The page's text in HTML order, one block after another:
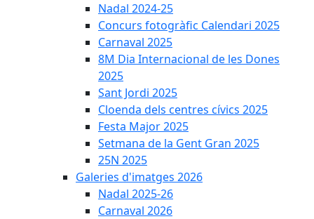
Nadal 2024-25
Concurs fotogràfic Calendari 2025
Carnaval 2025
8M Dia Internacional de les Dones
2025
Sant Jordi 2025
Cloenda dels centres cívics 2025
Festa Major 2025
Setmana de la Gent Gran 2025
25N 2025
Galeries d'imatges 2026
Nadal 2025-26
Carnaval 2026